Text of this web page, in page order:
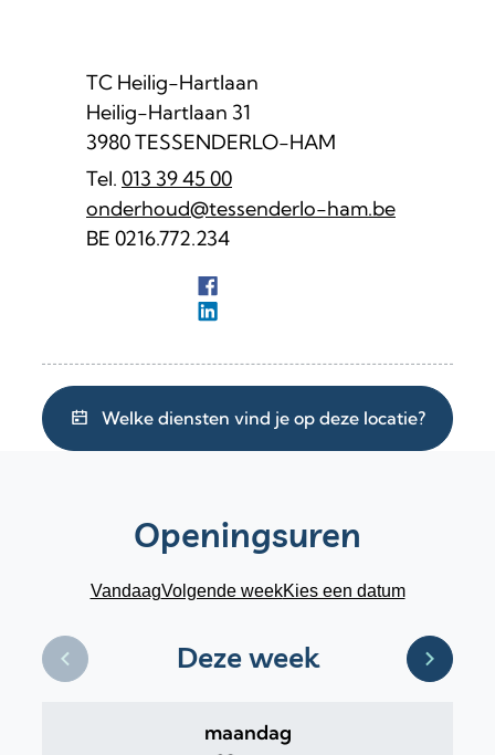
AdresTC Heilig-Hartlaan
Heilig-Hartlaan 31
,3980TESSENDERLO-HAM
013 39 45 00
E-mailonderhoud@tessenderlo-ham.be
Ondernemingsnummer
BE 0216.772.234
Onderhoud
Onderhoud
Welke diensten vind je op deze locatie?
Openingsuren
VandaagVolgende weekKies een datum
Deze week
Bekijk openingsuren van de week hiervoor Bekijk
maandag